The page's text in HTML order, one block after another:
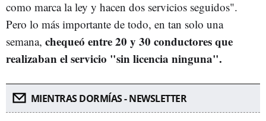
como marca la ley y hacen dos servicios seguidos".
Pero lo más importante de todo, en tan solo una
semana, chequeó entre 20 y 30 conductores que
realizaban el servicio "sin licencia ninguna".
MIENTRAS DORMÍAS - NEWSLETTER